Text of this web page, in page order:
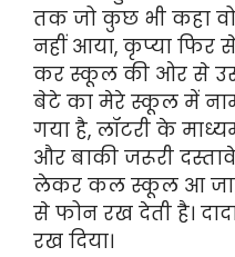
तक जो कुछ भी कहा
नहीं आया, कृप्या फिर
कर स्कूल की ओर से
बेटे का मेरे स्कूल में
गया है, लॉटरी के
और बाकी जरूरी
लेकर कल स्कूल आ
से फोन रख देती है।
रख दिया।